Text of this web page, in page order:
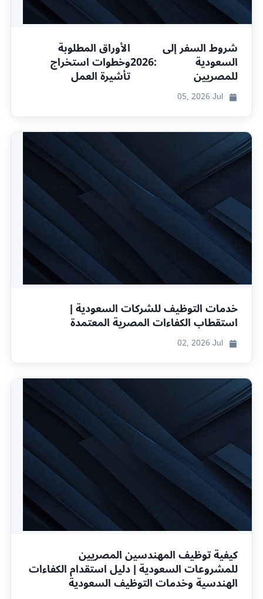
شروط السفر إلى
السعودية
للمصريين
2026:
الأوراق المطلوبة
وخطوات استخراج
تأشيرة العمل
05, 2026
خدمات التوظيف للشركات السعودية |
استقطاب الكفاءات المصرية المعتمدة
02, 2026
كيفية توظيف المهندسين المصريين
للمشروعات السعودية | دليل استقدام الكفاءات
الهندسية وخدمات التوظيف السعودية